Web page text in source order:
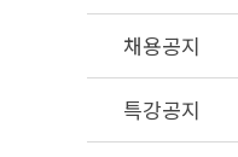
채용공지
특강공지